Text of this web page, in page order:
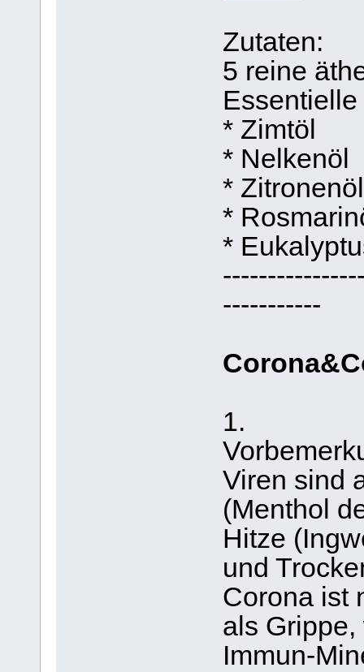
Zutaten:
5 reine
Essentielle
* Zimtöl
* Nelkenöl
* Zitronenöl
*
*
-----------
1.
Viren sind
(Menthol
Hitze
und
Corona ist
als
Immun-